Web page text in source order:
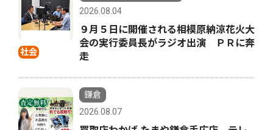
社会
2026.08.04
９月５日に開催される相模原納涼花火大
会の実行委員長がラジオ出演 ＰＲに奔
走
鎌倉
2026.08.07